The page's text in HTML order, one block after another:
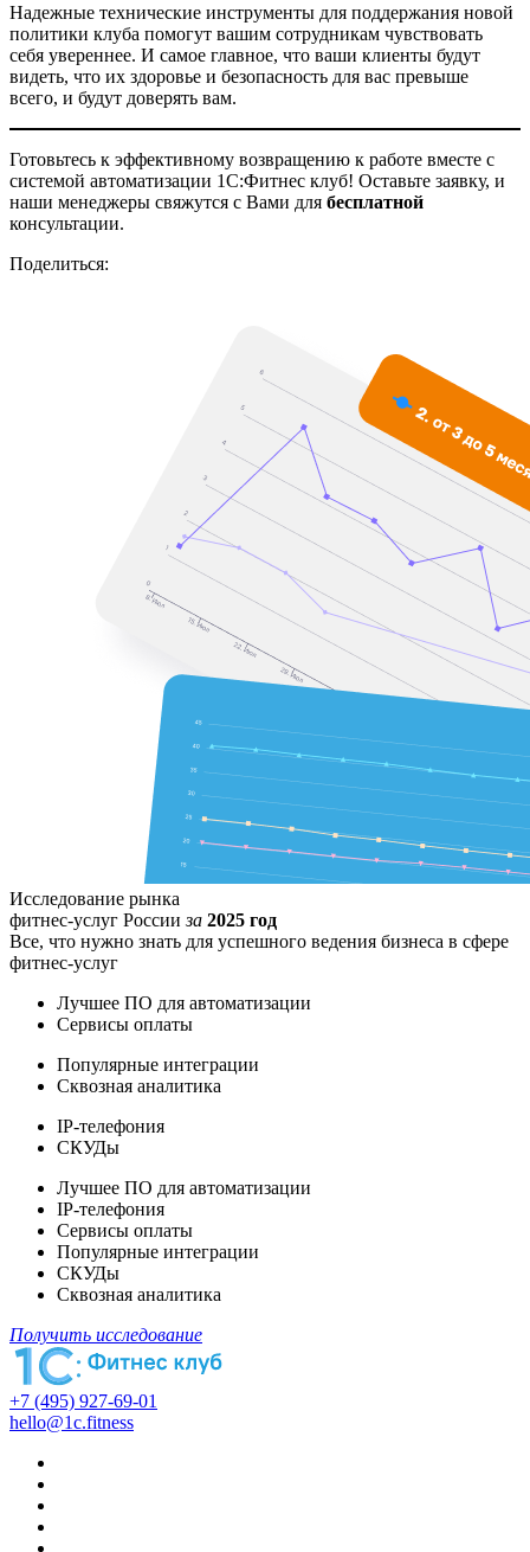
Надежные технические инструменты для поддержания новой
политики клуба помогут вашим сотрудникам чувствовать
себя увереннее. И самое главное, что ваши клиенты будут
видеть, что их здоровье и безопасность для вас превыше
всего, и будут доверять вам.
Готовьтесь к эффективному возвращению к работе вместе с
системой автоматизации 1С:Фитнес клуб! Оставьте заявку, и
наши менеджеры свяжутся с Вами для бесплатной
консультации.
Поделиться:
Исследование рынка
фитнес-услуг Россииза 2025 год
Все, что нужно знать для успешного ведения бизнеса в сфере
фитнес-услуг
Лучшее ПО для автоматизации
Сервисы оплаты
Популярные интеграции
Сквозная аналитика
IP-телефония
СКУДы
Лучшее ПО для автоматизации
IP-телефония
Сервисы оплаты
Популярные интеграции
СКУДы
Сквозная аналитика
Получить исследование
+7 (495) 927-69-01
hello@1c.fitness